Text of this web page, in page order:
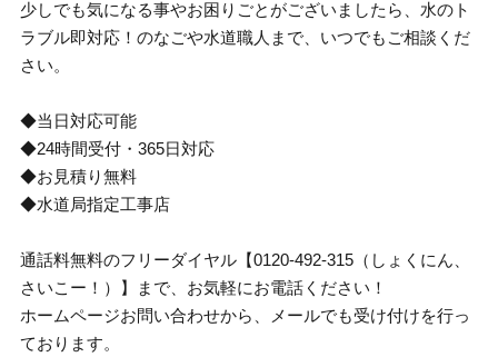
少しでも気になる事やお困りごとがございましたら、水のト
ラブル即対応！のなごや水道職人まで、いつでもご相談くだ
さい。
◆当日対応可能
◆24時間受付・365日対応
◆お見積り無料
◆水道局指定工事店
通話料無料のフリーダイヤル【0120-492-315（しょくにん、
さいこー！）】まで、お気軽にお電話ください！
ホームページお問い合わせから、メールでも受け付けを行っ
ております。